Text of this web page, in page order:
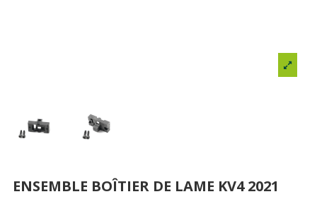
ENSEMBLE BOÎTIER DE LAME KV4 2021